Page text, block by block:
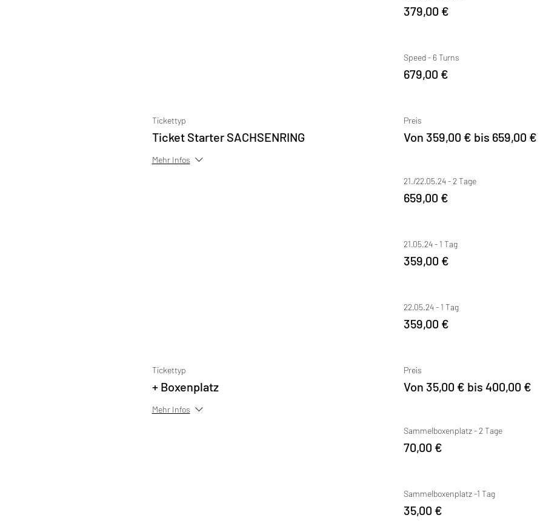
379,00 €
Speed - 6 Turns
679,00 €
Tickettyp
Ticket Starter SACHSENRING
Mehr Infos
Preis
Von 359,00 € bis 659,00 €
21./22.05.24 - 2 Tage
659,00 €
21.05.24 - 1 Tag
359,00 €
22.05.24 - 1 Tag
359,00 €
Tickettyp
+ Boxenplatz
Mehr Infos
Preis
Von 35,00 € bis 400,00 €
Sammelboxenplatz - 2 Tage
70,00 €
Sammelboxenplatz -1 Tag
35,00 €